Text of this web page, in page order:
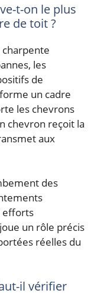
t-on le plus
de toit ?
charpente
les
de
un cadre
les chevrons
chevron reçoit la
aux
des
efforts
un rôle précis
réelles du
il vérifier